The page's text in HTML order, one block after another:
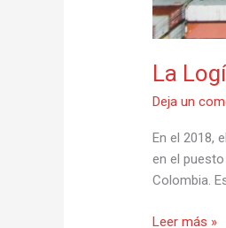
La
Deja un
En el 2018,
en el
Colombia.
Leer más »